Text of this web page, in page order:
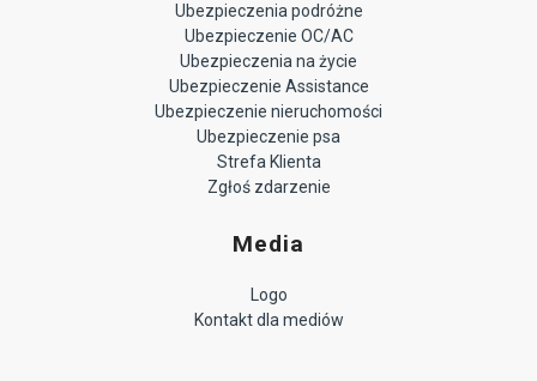
Ubezpieczenia podróżne
Ubezpieczenie OC/AC
Ubezpieczenia na życie
Ubezpieczenie Assistance
Ubezpieczenie nieruchomości
Ubezpieczenie psa
Strefa Klienta
Zgłoś zdarzenie
Media
Logo
Kontakt dla mediów